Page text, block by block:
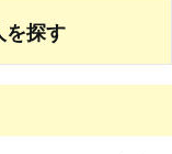
を探す